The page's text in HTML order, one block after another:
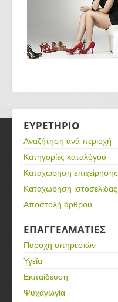
ΕΥΡΕΤΗΡΙΟ
Αναζήτηση ανά περιοχή
Κατηγορίες καταλόγου
Καταχώρηση επιχείρησης
Καταχώρηση ιστοσελίδας
Αποστολή άρθρου
ΕΠΑΓΓΕΛΜΑΤΙΕΣ
Παροχή υπηρεσιών
Υγεία
Εκπαίδευση
Ψυχαγωγία